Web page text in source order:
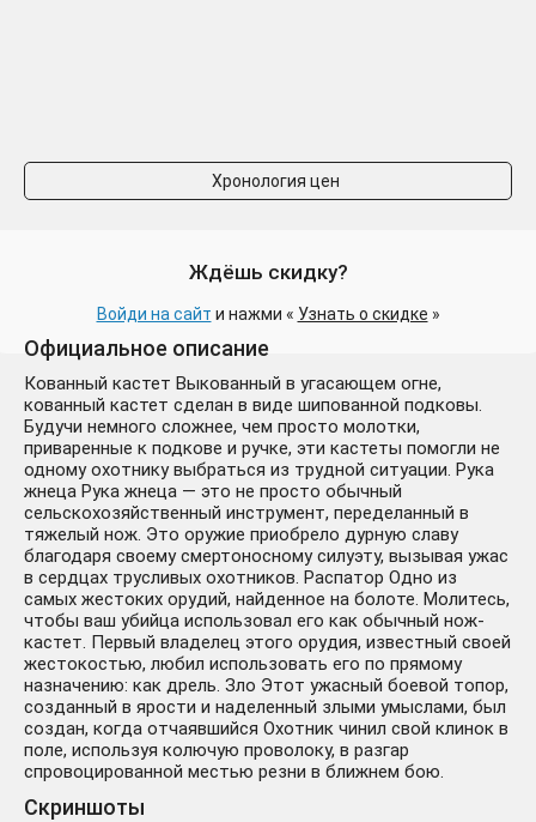
Хронология цен
Ждёшь скидку?
Войди на сайт и нажми « Узнать о скидке »
Официальное описание
Кованный кастет Выкованный в угасающем огне,
кованный кастет сделан в виде шипованной подковы.
Будучи немного сложнее, чем просто молотки,
приваренные к подкове и ручке, эти кастеты помогли не
одному охотнику выбраться из трудной ситуации. Рука
жнеца Рука жнеца — это не просто обычный
сельскохозяйственный инструмент, переделанный в
тяжелый нож. Это оружие приобрело дурную славу
благодаря своему смертоносному силуэту, вызывая ужас
в сердцах трусливых охотников. Распатор Одно из
самых жестоких орудий, найденное на болоте. Молитесь,
чтобы ваш убийца использовал его как обычный нож-
кастет. Первый владелец этого орудия, известный своей
жестокостью, любил использовать его по прямому
назначению: как дрель. Зло Этот ужасный боевой топор,
созданный в ярости и наделенный злыми умыслами, был
создан, когда отчаявшийся Охотник чинил свой клинок в
поле, используя колючую проволоку, в разгар
спровоцированной местью резни в ближнем бою.
Скриншоты